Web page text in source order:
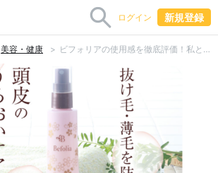
ログイン 新規登録
美容・健康 ビフォリアの使用感を徹底評価！私と愛用者の口コミをまるごとご紹介します